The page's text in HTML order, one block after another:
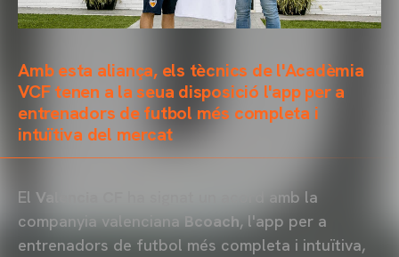
Amb esta aliança, els tècnics de l'Acadèmia
VCF tenen a la seua disposició l'app per a
entrenadors de futbol més completa i
intuïtiva del mercat
El Valencia CF
ha signat un acord amb la
companyia valenciana Bcoach, l'app per a
entrenadors de futbol més completa i intuïtiva,